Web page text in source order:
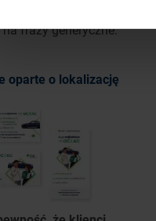
a także wyszukiwanie
frazy generyczne.
oparte o lokalizację